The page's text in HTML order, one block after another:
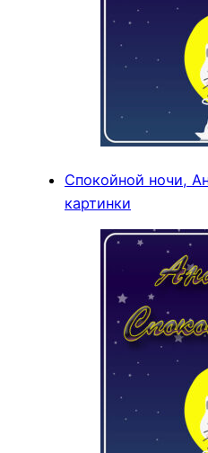
Спокойной ночи,
картинки